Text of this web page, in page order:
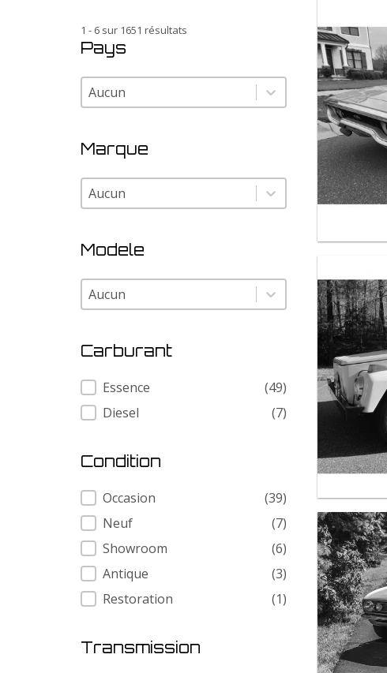
1 - 6 sur 1651 résultats
Pays
Pays
Pays
Marque
Marque
Marque
Modele
Modele
Modele
Carburant
Carburant
Essence
(49)
Diesel
(7)
Condition
Condition
Occasion
(39)
Neuf
(7)
Showroom
(6)
Antique
(3)
Restoration
(1)
Transmission